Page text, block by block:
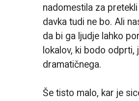
nadomestila za
davka tudi ne bo. Ali
da bi ga ljudje lahko
lokalov, ki bodo
dramatičnega.
Še tisto malo, kar je